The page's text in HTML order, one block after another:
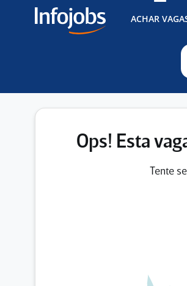
ACHAR
Ops! Esta
Tente